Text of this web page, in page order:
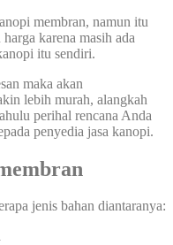
membran, namun itu
karena masih ada
itu sendiri.
maka akan
lebih murah, alangkah
perihal rencana Anda
penyedia jasa kanopi.
jenis bahan diantaranya: